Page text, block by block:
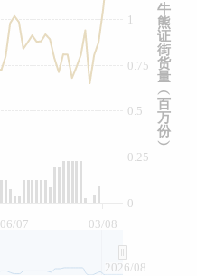
06/07 03/08
0
0.25
0.5
0.75
1
2026/08
牛
熊
证
街
货
量
︵
百
万
份
︶